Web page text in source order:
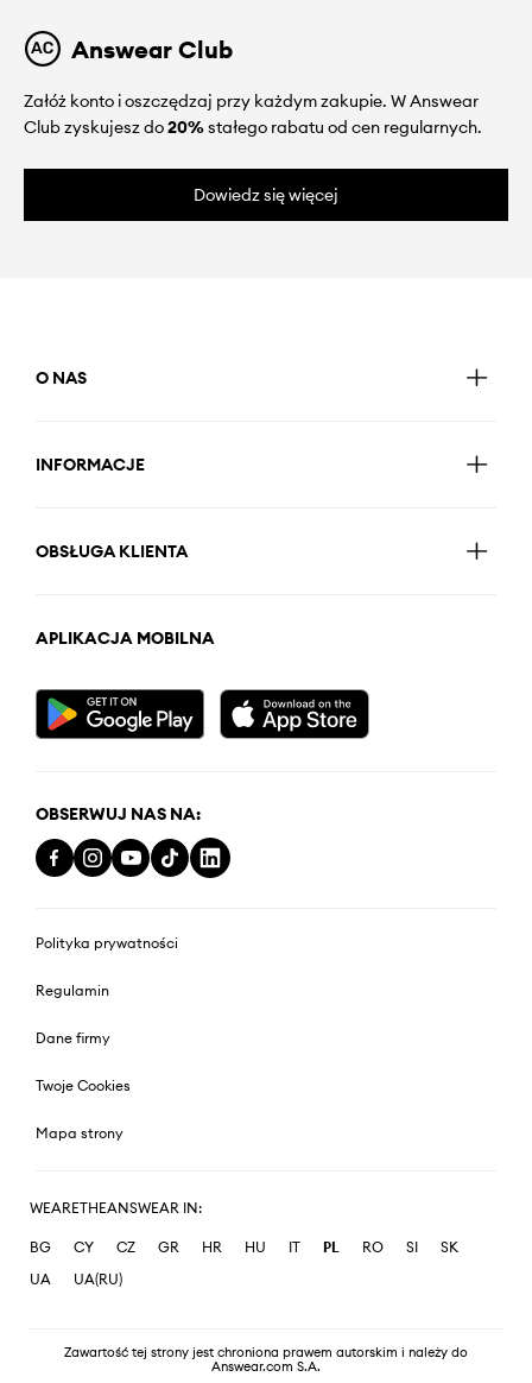
Answear Club
Załóż konto i oszczędzaj przy każdym zakupie. W Answear
Club zyskujesz do20%stałego rabatu od cen regularnych.
Dowiedz się więcej
O NAS
INFORMACJE
OBSŁUGA KLIENTA
APLIKACJA MOBILNA
OBSERWUJ NAS NA:
Polityka prywatności
Regulamin
Dane firmy
Twoje Cookies
Mapa strony
WEARETHEANSWEAR IN:
BG CY CZ GR HR HU IT PL RO SI
SK
UA
UA(RU)
Zawartość tej strony jest chroniona prawem autorskim i należy do
Answear.com S.A.